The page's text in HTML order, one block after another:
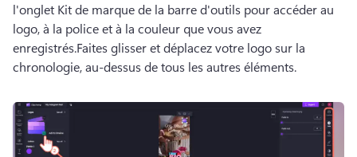
l'onglet Kit de marque de la barre d'outils pour accéder au
logo, à la police et à la couleur que vous avez
enregistrés.Faites glisser et déplacez votre logo sur la
chronologie, au-dessus de tous les autres éléments.